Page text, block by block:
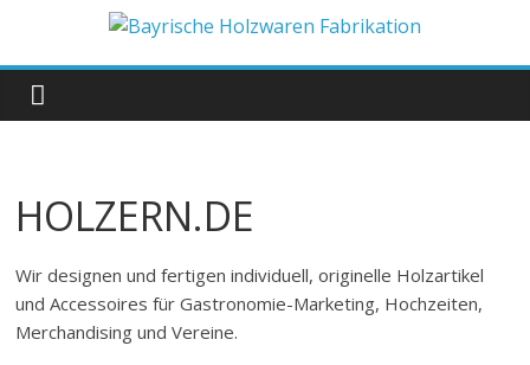
springen
Bayrische
Holzwaren
Fabrikation
HOLZERN.DE
Wir designen und fertigen individuell, originelle Holzartikel
und Accessoires für Gastronomie-Marketing, Hochzeiten,
Merchandising und Vereine.